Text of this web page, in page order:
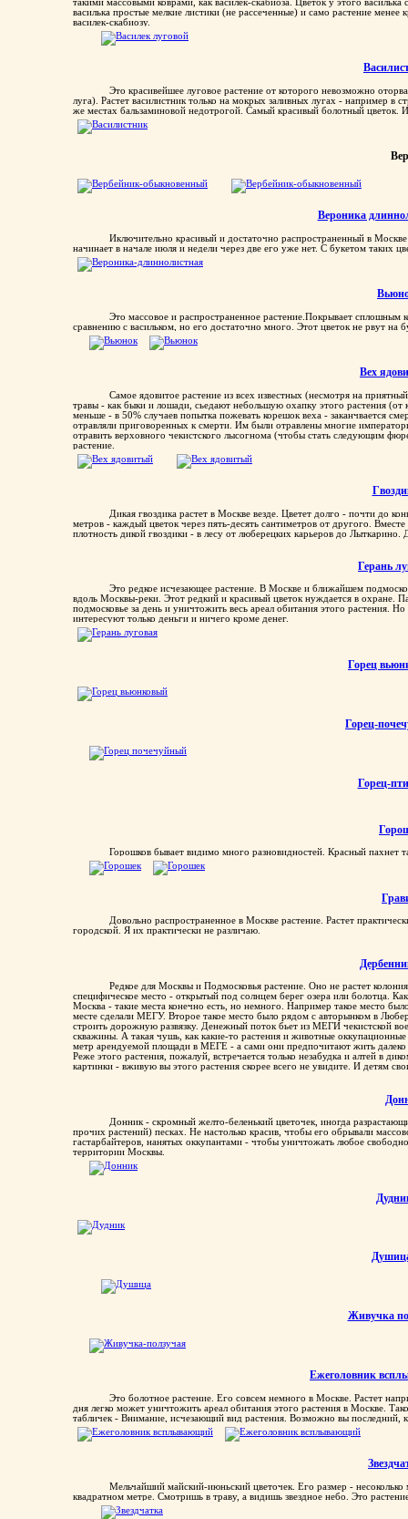
такими массовыми коврами, как василек-скабиоза. Цветок у этого
василька простые мелкие листики (не рассеченные) и само растение
василек-скабиозу.
Это красивейшее луговое растение от которого невозможно
луга). Растет василистник только на мокрых заливных лугах - например в
же местах бальзаминовой недотрогой. Самый красивый болотный
Вероника
Иключительно красивый и достаточно распространенный в
начинает в начале июля и недели через две его уже нет. С букетом таких
Это массовое и распространенное растение.Покрывает сплошным
сравнению с васильком, но его достаточно много. Этот цветок не рвут на
Вех
Самое ядовитое растение из всех известных (несмотря на
травы - как быки и лошади, сьедают небольшую охапку этого растения
меньше - в 50% случаев попытка пожевать корешок веха - заканчвается
отравляли приговоренных к смерти. Им были отравлены многие
отравить верховного чекистского лысогнома (чтобы стать следующим
растение.
Дикая гвоздика растет в Москве везде. Цветет долго - почти до
метров - каждый цветок через пять-десять сантиметров от другого.
плотность дикой гвоздики - в лесу от люберецких карьеров до
Герань
Это редкое исчезающее растение. В Москве и ближайшем
вдоль Москвы-реки. Этот редкий и красивый цветок нуждается в охране.
подмосковье за день и уничтожить весь ареал обитания этого растения.
интересуют только деньги и ничего кроме денег.
Горец
Горец-
Горец-
Горошков бывает видимо много разновидностей. Красный пахнет
Довольно распространенное в Москве растение. Растет
городской. Я их практически не различаю.
Редкое для Москвы и Подмосковья растение. Оно не растет
специфическое место - открытый под солнцем берег озера или болотца.
Москва - такие места конечно есть, но немного. Например такое место
месте сделали МЕГУ. Второе такое место было рядом с авторынком в
строить дорожную развязку. Денежный поток бьет из МЕГИ чекистской
скважины. А такая чушь, как какие-то растения и животные
метр арендуемой площади в МЕГЕ - а сами они предпочитают жить далеко
Реже этого растения, пожалуй, встречается только незабудка и алтей в
картинки - вживую вы этого растения скорее всего не увидите. И детям
Донник - скромный желто-беленький цветочек, иногда
прочих растений) песках. Не настолько красив, чтобы его обрывали
гастарбайтеров, нанятых оккупантами - чтобы уничтожать любое
территории Москвы.
Живучка
Ежеголовник
Это болотное растение. Его совсем немного в Москве. Растет
дня легко может уничтожить ареал обитания этого растения в Москве.
табличек - Внимание, исчезающий вид растения. Возможно вы последний,
Мельчайший майский-июньский цветочек. Его размер -
квадратном метре. Смотришь в траву, а видишь звездное небо. Это